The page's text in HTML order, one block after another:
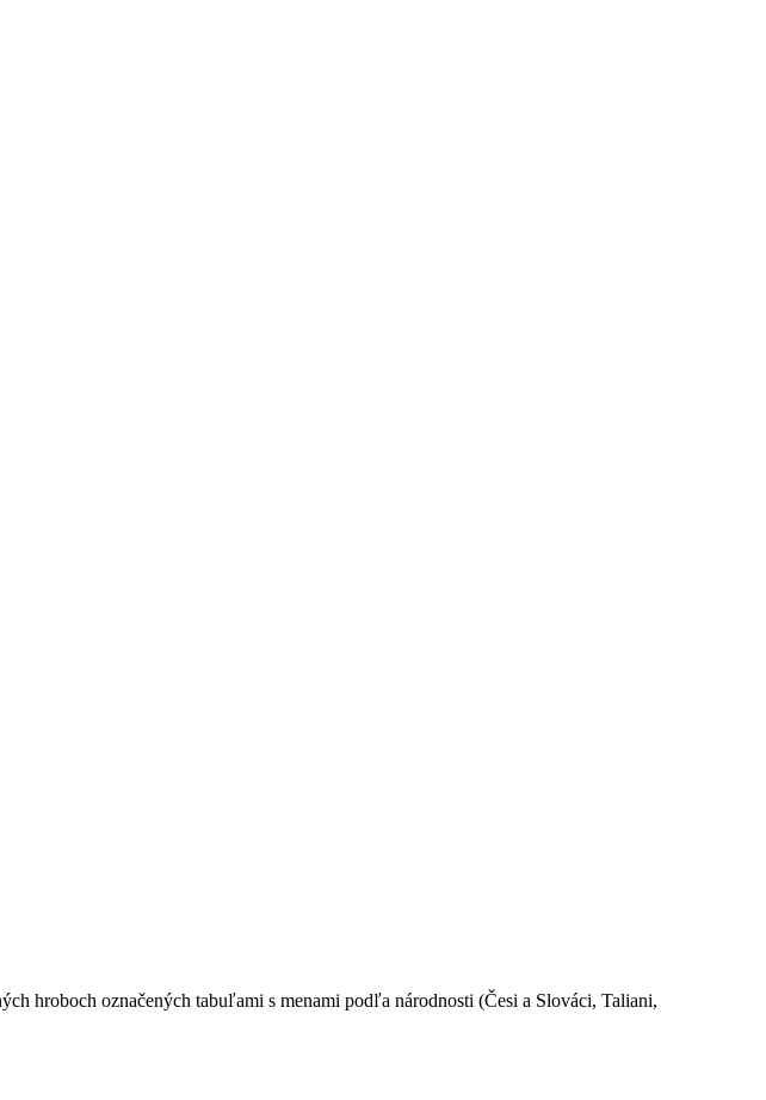
hroboch označených tabuľami s menami podľa národnosti (Česi a Slováci, Taliani,